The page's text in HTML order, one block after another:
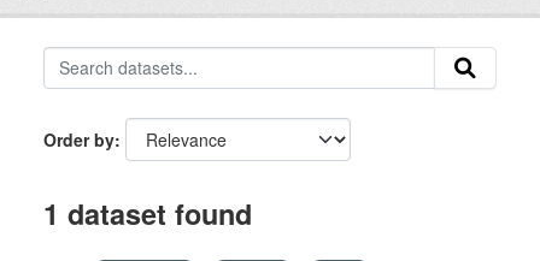
Order by
1 dataset found